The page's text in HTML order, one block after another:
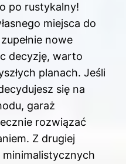
po rustykalny!
miejsca do
nowe
decyzję, warto
planach. Jeśli
się na
garaż
rozwiązać
Z drugiej